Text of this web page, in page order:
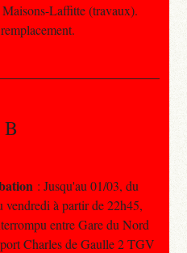
Laffitte (travaux).
B
: Jusqu'au 01/03, du
vendredi à partir de 22h45,
entre Gare du Nord
Charles de Gaulle 2 TGV